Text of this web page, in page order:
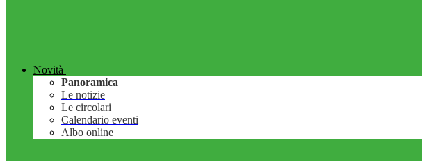
Novità
Panoramica
Le notizie
Le circolari
Calendario eventi
Albo online